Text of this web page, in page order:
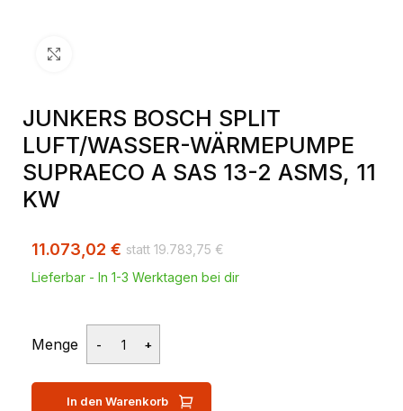
JUNKERS BOSCH SPLIT
LUFT/WASSER-WÄRMEPUMPE
SUPRAECO A SAS 13-2 ASMS, 11
KW
19.783,75 €
11.073,02 €
Lieferbar - In 1-3 Werktagen bei dir
Menge
In den Warenkorb